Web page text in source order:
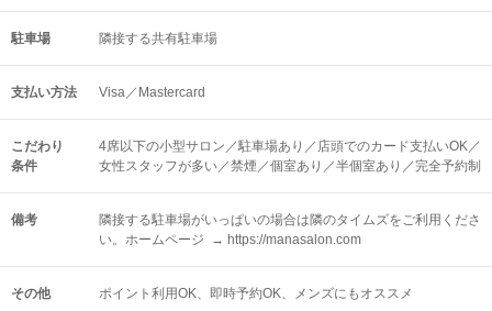
駐車場 隣接する共有駐車場
支払い方法 Visa／Mastercard
こだわり
条件
4席以下の小型サロン／駐車場あり／店頭でのカード支払いOK／
女性スタッフが多い／禁煙／個室あり／半個室あり／完全予約制
備考
隣接する駐車場がいっぱいの場合は隣のタイムズをご利用くださ
い。ホームページ → https://manasalon.com
その他 ポイント利用OK 即時予約OK メンズにもオススメ